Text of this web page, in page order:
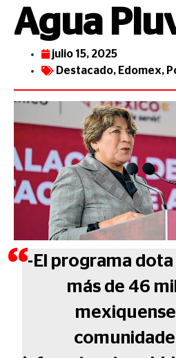
Agua
julio 15, 2025
Destacado, Edomex,
-El programa dota
más de 46